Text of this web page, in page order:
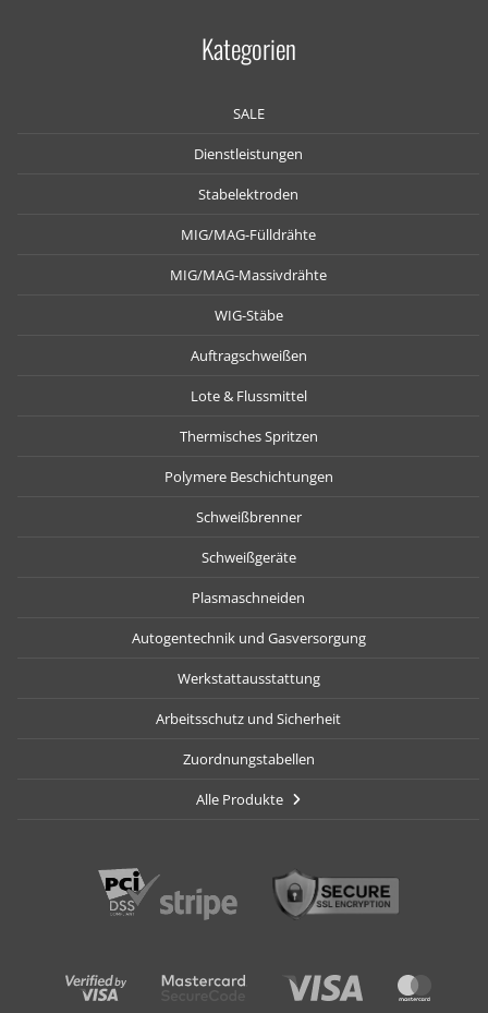
Kategorien
SALE
Dienstleistungen
Stabelektroden
MIG/MAG-Fülldrähte
MIG/MAG-Massivdrähte
WIG-Stäbe
Auftragschweißen
Lote & Flussmittel
Thermisches Spritzen
Polymere Beschichtungen
Schweißbrenner
Schweißgeräte
Plasmaschneiden
Autogentechnik und Gasversorgung
Werkstattausstattung
Arbeitsschutz und Sicherheit
Zuordnungstabellen
Alle Produkte